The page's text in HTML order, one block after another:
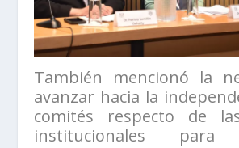
También mencionó la
avanzar hacia la
comités respecto de
institucionales para